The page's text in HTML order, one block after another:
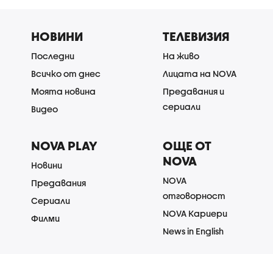
НОВИНИ
Последни
Всичко от днес
Моята новина
Видео
ТЕЛЕВИЗИЯ
На живо
Лицата на NOVA
Предавания и
сериали
NOVA PLAY
Новини
Предавания
Сериали
Филми
ОЩЕ ОТ
NOVA
NOVA
отговорност
NOVA Кариери
News in English